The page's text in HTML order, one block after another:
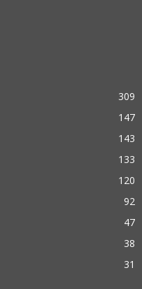
309
147
143
133
120
92
47
38
31